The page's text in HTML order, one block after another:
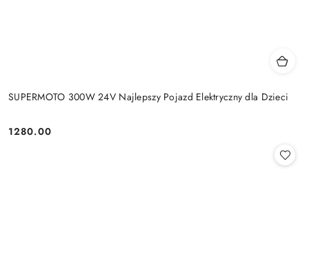
SUPERMOTO 300W 24V Najlepszy Pojazd Elektryczny dla Dzieci
Cena:
1280.00